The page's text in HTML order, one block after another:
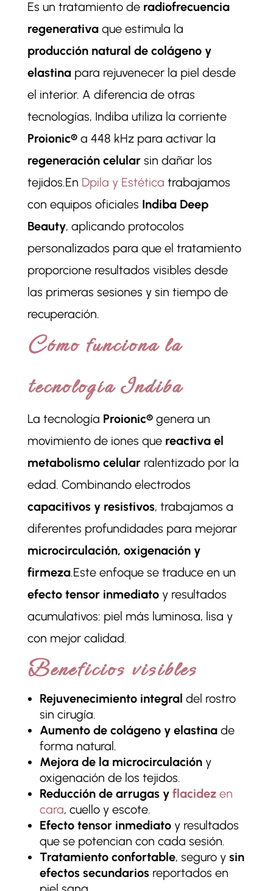
Es un tratamiento de radiofrecuencia
regenerativaque estimula la
producción natural de colágeno y
elastinapara rejuvenecer la piel desde
el interior. A diferencia de otras
tecnologías, Indiba utiliza la corriente
Proionic®a 448 kHz para activar la
regeneración celularsin dañar los
tejidos.En Dpila y Estética trabajamos
con equipos oficiales Indiba Deep
Beauty, aplicando protocolos
personalizados para que el tratamiento
proporcione resultados visibles desde
las primeras sesiones y sin tiempo de
recuperación.
Cómo funciona la
tecnología Indiba
La tecnología Proionic®genera un
movimiento de iones que reactiva el
metabolismo celularralentizado por la
edad. Combinando electrodos
capacitivos y resistivos, trabajamos a
diferentes profundidades para mejorar
microcirculación, oxigenación y
firmeza.Este enfoque se traduce en un
efecto tensor inmediatoy resultados
acumulativos: piel más luminosa, lisa y
con mejor calidad.
Beneficios visibles
Rejuvenecimiento integral del rostro
sin cirugía.
Aumento de colágeno y elastinade
forma natural.
Mejora de la microcirculacióny
oxigenación de los tejidos.
Reducción de arrugas y flacidezen
cara, cuello y escote.
Efecto tensor inmediatoy resultados
que se potencian con cada sesión.
Tratamiento confortable, seguro y sin
efectos secundariosreportados en